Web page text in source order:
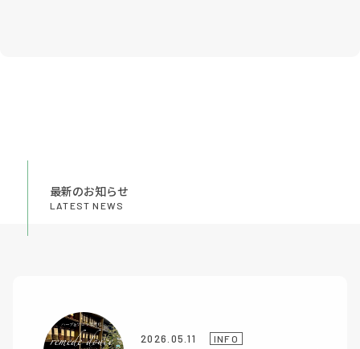
最新のお知らせ
LATEST NEWS
2026.05.11 INFO